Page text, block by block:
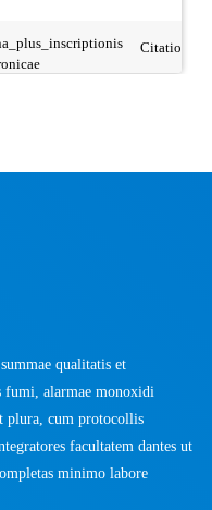
Citatio
qualitatis et
fumi, alarmae ​​monoxidi
plura, cum protocollis
facultatem dantes ut
minimo labore